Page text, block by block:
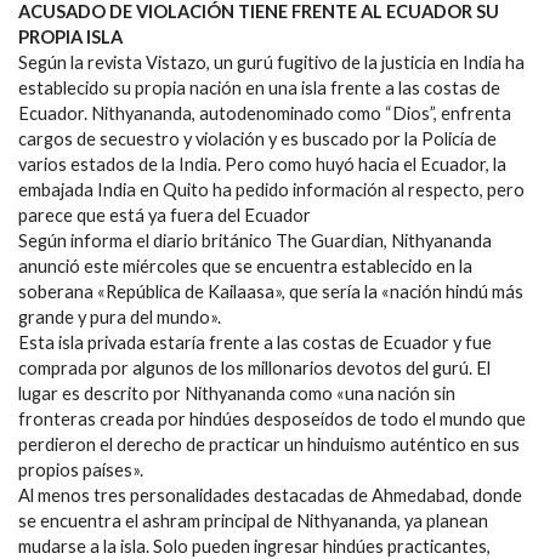
ACUSADO DE VIOLACIÓN TIENE FRENTE AL ECUADOR SU
PROPIA ISLA
Según la revista Vistazo, un gurú fugitivo de la justicia en India ha
establecido su propia nación en una isla frente a las costas de
Ecuador. Nithyananda, autodenominado como “Dios”, enfrenta
cargos de secuestro y violación y es buscado por la Policía de
varios estados de la India. Pero como huyó hacia el Ecuador, la
embajada India en Quito ha pedido información al respecto, pero
parece que está ya fuera del Ecuador
Según informa el diario británico The Guardian, Nithyananda
anunció este miércoles que se encuentra establecido en la
soberana «República de Kailaasa», que sería la «nación hindú más
grande y pura del mundo».
Esta isla privada estaría frente a las costas de Ecuador y fue
comprada por algunos de los millonarios devotos del gurú. El
lugar es descrito por Nithyananda como «una nación sin
fronteras creada por hindúes desposeídos de todo el mundo que
perdieron el derecho de practicar un hinduismo auténtico en sus
propios países».
Al menos tres personalidades destacadas de Ahmedabad, donde
se encuentra el ashram principal de Nithyananda, ya planean
mudarse a la isla. Solo pueden ingresar hindúes practicantes,